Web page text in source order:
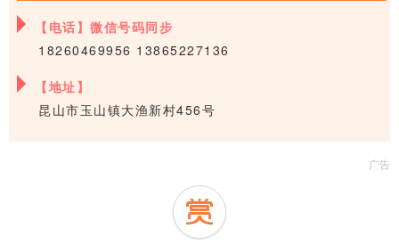
【电话】微信号码同步
18260469956 13865227136
【地址】
昆山市玉山镇大渔新村456号
广告